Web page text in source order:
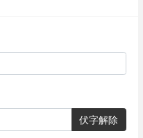
伏字解除